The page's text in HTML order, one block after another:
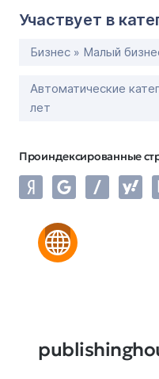
Участвует в
Бизнес » Малый
Автоматические
лет
Проиндексированные